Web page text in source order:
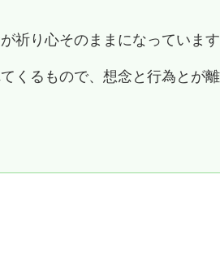
祈り心そのままになっていま
くるもので、想念と行為とが